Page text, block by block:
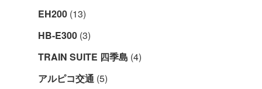
EH200 (13)
HB-E300 (3)
TRAIN SUITE 四季島 (4)
アルピコ交通 (5)